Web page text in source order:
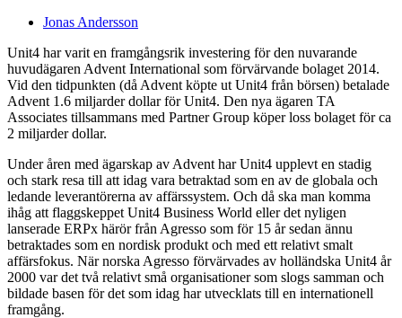
Jonas Andersson
Unit4 har varit en framgångsrik investering för den nuvarande
huvudägaren Advent International som förvärvande bolaget 2014.
Vid den tidpunkten (då Advent köpte ut Unit4 från börsen) betalade
Advent 1.6 miljarder dollar för Unit4. Den nya ägaren TA
Associates tillsammans med Partner Group köper loss bolaget för ca
2 miljarder dollar.
Under åren med ägarskap av Advent har Unit4 upplevt en stadig
och stark resa till att idag vara betraktad som en av de globala och
ledande leverantörerna av affärssystem. Och då ska man komma
ihåg att flaggskeppet Unit4 Business World eller det nyligen
lanserade ERPx härör från Agresso som för 15 år sedan ännu
betraktades som en nordisk produkt och med ett relativt smalt
affärsfokus. När norska Agresso förvärvades av holländska Unit4 år
2000 var det två relativt små organisationer som slogs samman och
bildade basen för det som idag har utvecklats till en internationell
framgång.